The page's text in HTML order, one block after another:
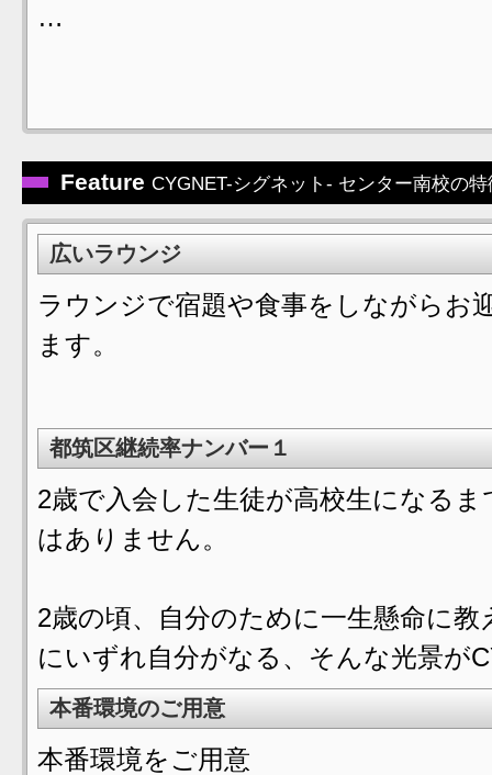
…
Feature CYGNET-シグネット- センター南校の
広いラウンジ
ラウンジで宿題や食事をしながらお
ます。
都筑区継続率ナンバー１
2歳で入会した生徒が高校生になる
はありません。
2歳の頃、自分のために一生懸命に
にいずれ自分がなる、そんな光景が
本番環境のご用意
本番環境をご用意